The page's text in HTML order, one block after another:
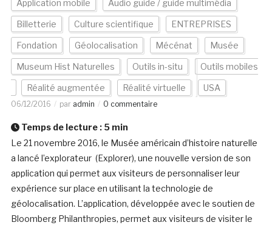
Application mobile Audio guide / guide multimédia
Billetterie Culture scientifique ENTREPRISES
Fondation Géolocalisation Mécénat Musée
Museum Hist Naturelles Outils in-situ Outils mobiles
Réalité augmentée Réalité virtuelle USA
06/12/2016 par admin 0 commentaire
Temps de lecture : 5 min
Le 21 novembre 2016, le Musée américain d’histoire naturelle
a lancé l’explorateur (Explorer), une nouvelle version de son
application qui permet aux visiteurs de personnaliser leur
expérience sur place en utilisant la technologie de
géolocalisation. L’application, développée avec le soutien de
Bloomberg Philanthropies, permet aux visiteurs de visiter le